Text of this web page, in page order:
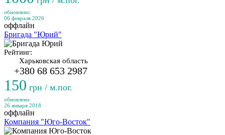
обновлено:
06 февраля 2026
оффлайн
Бригада "Юрий"
Рейтинг:
Харьковская область
+380 68 653 2987
150 грн / м.пог.
обновлено:
26 января 2018
оффлайн
Компания "Юго-Восток"